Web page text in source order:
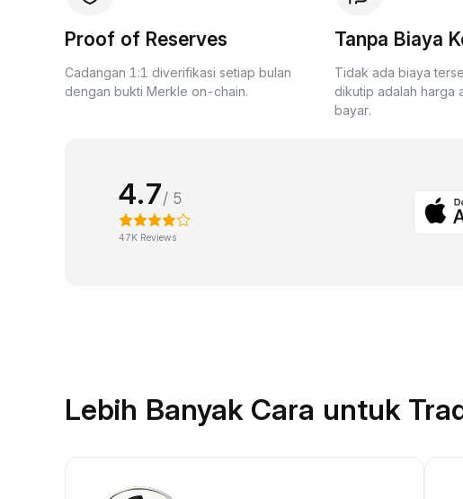
Proof of Reserves
Cadangan 1:1 diverifikasi setiap bulan
dengan bukti Merkle on-chain.
Tanpa Biaya
Tidak ada biaya
dikutip adalah harga
bayar.
4.7/ 5
47K Reviews
Lebih Banyak Cara untuk